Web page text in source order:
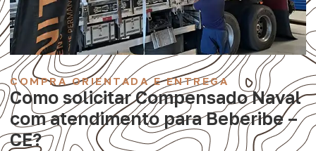
COMPRA ORIENTADA E ENTREGA
Como solicitar Compensado Naval
com atendimento para Beberibe –
CE?